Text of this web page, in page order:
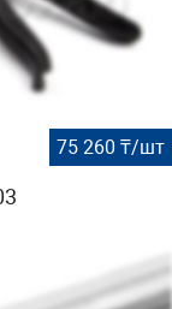
75 260 ₸/шт